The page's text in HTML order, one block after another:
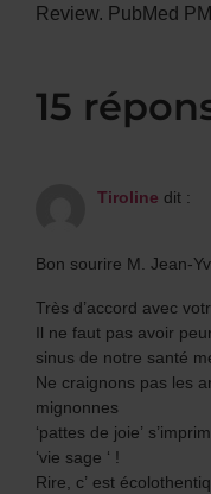
Review. PubMed
15
Tiroline dit :
Bon sourire M. Jean-
Très d’accord avec
Il ne faut pas avoir
sinus de notre santé
Ne craignons pas les
mignonnes
‘pattes de joie’
‘vie sage ‘ !
Rire, c’ est